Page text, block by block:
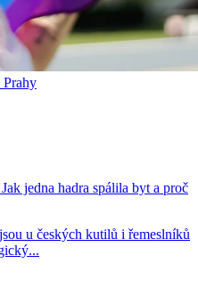
Prahy
jedna hadra spálila byt a proč
u českých kutilů i řemeslníků